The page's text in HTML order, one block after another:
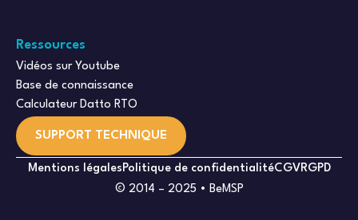
Ressources
Vidéos sur Youtube
Base de connaissance
Calculateur Datto RTO
SUPPORT TECHNIQUE
Mentions légalesPolitique de confidentialitéCGVRGPD
© 2014 – 2025 • BeMSP